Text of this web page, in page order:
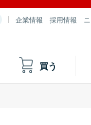
企業情報 採用情報
買う